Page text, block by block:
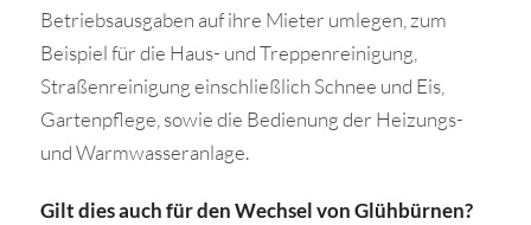
Betriebsausgaben auf ihre Mieter umlegen, zum
Beispiel für die Haus- und Treppenreinigung,
Straßenreinigung einschließlich Schnee und Eis,
Gartenpflege, sowie die Bedienung der Heizungs-
und Warmwasseranlage.
Gilt dies auch für den Wechsel von Glühbürnen?